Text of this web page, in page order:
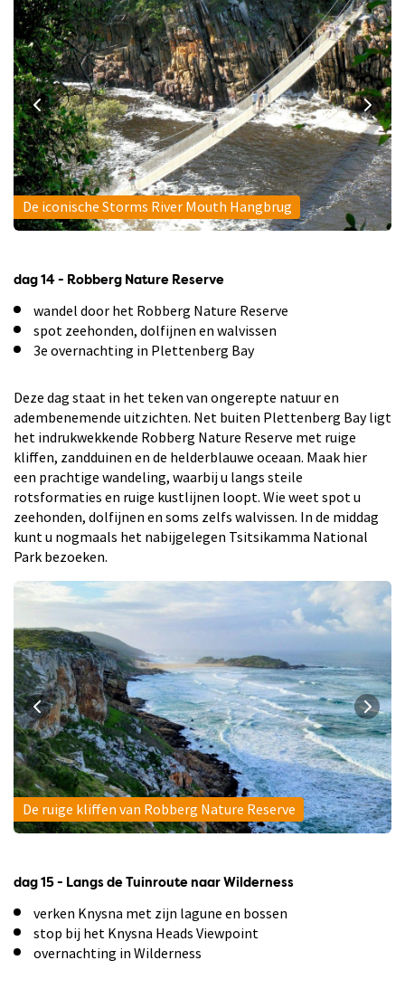
De iconische Storms River Mouth Hangbrug
dag 14 - Robberg Nature Reserve
wandel door het Robberg Nature Reserve
spot zeehonden, dolfijnen en walvissen
3e overnachting in Plettenberg Bay
Deze dag staat in het teken van ongerepte natuur en
adembenemende uitzichten. Net buiten Plettenberg Bay ligt
het indrukwekkende Robberg Nature Reserve met ruige
kliffen, zandduinen en de helderblauwe oceaan. Maak hier
een prachtige wandeling, waarbij u langs steile
rotsformaties en ruige kustlijnen loopt. Wie weet spot u
zeehonden, dolfijnen en soms zelfs walvissen. In de middag
kunt u nogmaals het nabijgelegen Tsitsikamma National
Park bezoeken.
De ruige kliffen van Robberg Nature Reserve
dag 15 - Langs de Tuinroute naar Wilderness
verken Knysna met zijn lagune en bossen
stop bij het Knysna Heads Viewpoint
overnachting in Wilderness